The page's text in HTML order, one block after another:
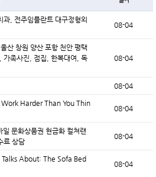
과, 전주임플란트 대구정형외
08-04
산 창원 양산 포항 천안 평택
가족사진, 점집, 한복대여, 독
08-04
08-04
Harder Than You Thin
08-04
문화상품권 현금화 컬쳐랜
료 상담
08-04
About: The Sofa Bed
08-04